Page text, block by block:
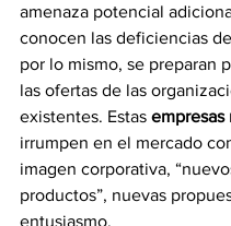
amenaza potencial
conocen las deficiencias
por lo mismo, se preparan
las ofertas de las
existentes. Estas empresas
irrumpen en el mercado
imagen corporativa,
productos”, nuevas
entusiasmo.